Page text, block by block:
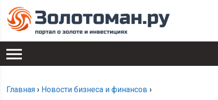
Главная › Новости бизнеса и финансов ›